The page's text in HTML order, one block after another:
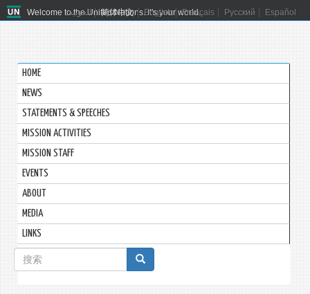
Welcome to the United Nations. It's your world.
العربية 简体中文 English Français Русский Español
HOME
NEWS
STATEMENTS & SPEECHES
MISSION ACTIVITIES
MISSION STAFF
EVENTS
ABOUT
MEDIA
LINKS
搜
索
搜索